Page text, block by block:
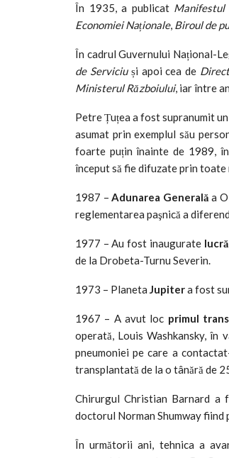
În 1935, a publicat Manifestul
Economiei Naționale, Biroul de
În cadrul Guvernului Național-
de Serviciuși apoi cea de
Ministerul Războiului, iar între
Petre Țuțea a fost supranumit
asumat prin exemplul său
foarte puțin înainte de 1989,
început să fie difuzate prin toate
1987 –Adunarea Generală a
reglementarea paşnică a
1977 – Au fost inaugurate
de la Drobeta-Turnu Severin.
1973 – Planeta Jupitera fost
1967 – A avut loc primul
operată, Louis Washkansky, în
pneumoniei pe care a
transplantată de la o tânără de
Chirurgul Christian Barnard a
doctorul Norman Shumway fiind
În următorii ani, tehnica a